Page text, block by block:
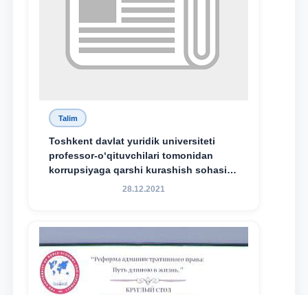
Talim
Toshkent davlat yuridik universiteti
professor-o‘qituvchilari tomonidan
korrupsiyaga qarshi kurashish sohasida
amalga oshirilayotgan islohotlar hamda
maqsadida xorijiy va mahalliy ilmiy
nashrlarda chop etilgan maqolalar
dayjesti
28.12.2021